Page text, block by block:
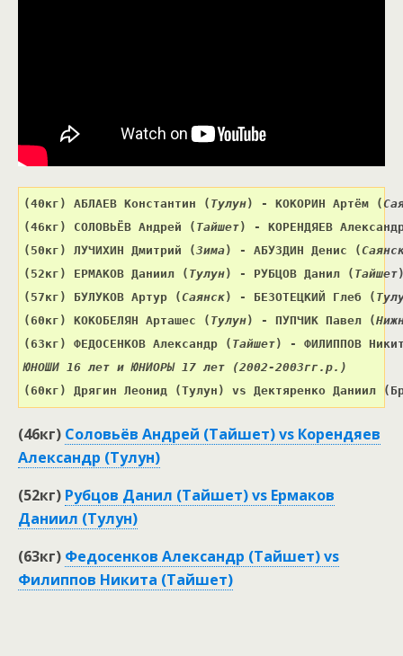
(40кг) АБЛАЕВ Константин ( Тулун) - КОКОРИН Артём (
(46кг) СОЛОВЬЁВ Андрей ( Тайшет) - КОРЕНДЯЕВ
(50кг) ЛУЧИХИН Дмитрий (Зима) - АБУЗДИН Денис (
(52кг) ЕРМАКОВ Даниил ( Тулун) - РУБЦОВ Данил ( Тайшет
(57кг) БУЛУКОВ Артур (Саянск) - БЕЗОТЕЦКИЙ Глеб (
(60кг) КОКОБЕЛЯН Арташес ( Тулун) - ПУПЧИК Павел (
(63кг) ФЕДОСЕНКОВ Александр ( Тайшет) - ФИЛИППОВ
ЮНОШИ 16 лет и ЮНИОРЫ 17 лет (2002-2003гг.р.)
(60кг) Дрягин Леонид (Тулун) vs Дектяренко Даниил
(46кг) Соловьёв Андрей (Тайшет) vs Корендяев
Александр (Тулун)
(52кг) Рубцов Данил (Тайшет) vs Ермаков
Даниил (Тулун)
(63кг) Федосенков Александр (Тайшет) vs
Филиппов Никита (Тайшет)